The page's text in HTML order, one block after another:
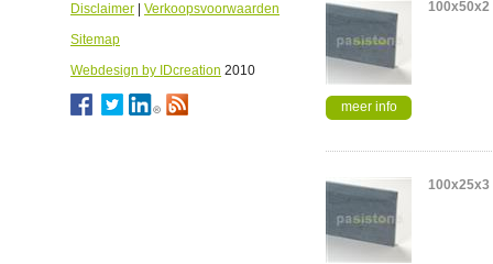
Disclaimer
Verkoopsvoorwaarden
Sitemap
Webdesign by IDcreation 2010
meer info
100x50x2
100x25x3